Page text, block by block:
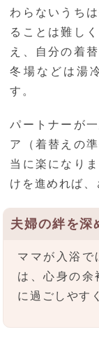
わらないうち
ることは難し
え、自分の着
冬場などは湯
す。
パートナーが
ア（着替えの
当に楽になり
けを進めれば、
夫婦の絆を深
ママが入浴で
は、心身の余
に過ごしやす